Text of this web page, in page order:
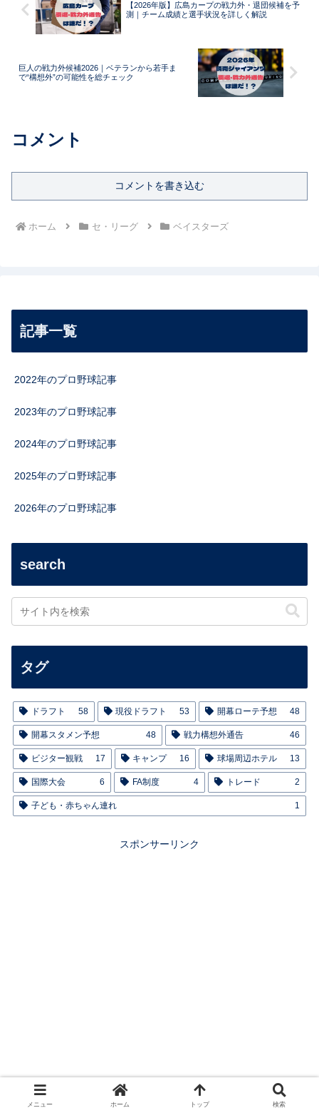
【2026年版】広島カープの戦力外・退団候補を予
測｜チーム成績と選手状況を詳しく解説
巨人の戦力外候補2026｜ベテランから若手ま
で“構想外”の可能性を総チェック
コメント
コメントを書き込む
ホーム セ・リーグ ベイスターズ
記事一覧
2022年のプロ野球記事
2023年のプロ野球記事
2024年のプロ野球記事
2025年のプロ野球記事
2026年のプロ野球記事
search
タグ
ドラフト 58 現役ドラフト 53 開幕ローテ予想 48
開幕スタメン予想 48 戦力構想外通告 46
ビジター観戦 17 キャンプ 16 球場周辺ホテル 13
国際大会 6 FA制度 4 トレード 2
子ども・赤ちゃん連れ 1
スポンサーリンク
メニュー ホーム トップ 検索